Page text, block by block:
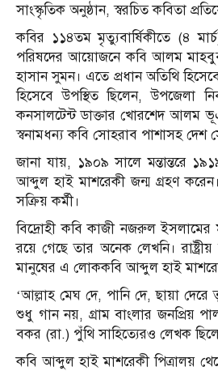
সাংস্কৃতিক অনুষ্ঠান, স্বরচিত কবিতা
কবির ১১৪তম মৃত্যুবার্ষিকীতে (৪
পরিষদের আয়োজনে কবি আলম মাহবুব
হাসান সুমন। এতে প্রধান অতিথি
হিসেবে উপস্থিত ছিলেন, উপজেলা
কনসালটেন্ট ডাক্তার খোরশেদ আলম
স্বনামধন্য কবি সোহরাব পাশাসহ দেশ
জানা যায়, ১৯০৯ সালে মন্তান্তরে
আব্দুল হাই মাশরেকী জন্ম গ্রহণ
সক্রিয় কর্মী।
বিদ্রোহী কবি কাজী নজরুল
রয়ে গেছে তার অনেক লেখনি।
মানুষের এ লোককবি আব্দুল হাই
‘আল্লাহ মেঘ দে, পানি দে, ছায়া
শুধু গান নয়, গ্রাম বাংলার জনপ্রিয়
বকর (রা.) পুঁথি সাহিত্যেরও লেখক
কবি আব্দুল হাই মাশরেকী পিত্রালয়